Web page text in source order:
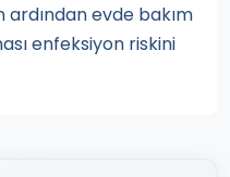
evde bakım
enfeksiyon riskini